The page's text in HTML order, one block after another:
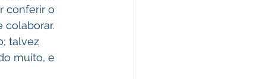
conferir o
colaborar.
talvez
muito, e